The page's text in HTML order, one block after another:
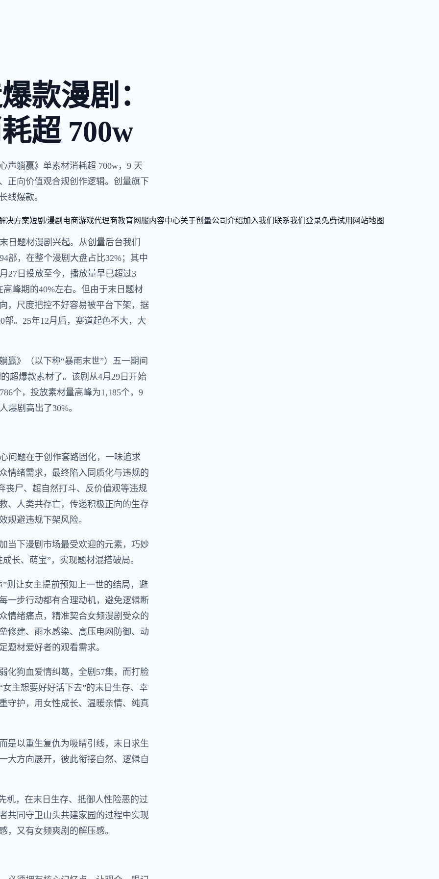
款漫剧：
超 700w
声躺赢》单素材消耗超 700w，9 天
正向价值观合规创作逻辑。创量旗下
线爆款。
决方案短剧/漫剧 电商游戏代理商教育 网服内容中心关于创量公司介绍加入我们 联系我们 登录免费试用 网站地图
日题材漫剧兴起。从创量后台我们
部，在整个漫剧大盘占比32%；其中
27日投放至今，播放量早已超过3
峰期的40%左右。但由于末日题材
，尺度把控不好容易被平台下架，据
。25年12月后，赛道起色不大，大
赢》（以下称“暴雨末世”）五一期间
超爆款素材了。该剧从4月29日开始
个，投放素材量高峰为1,185个，9
爆剧高出了30%。
问题在于创作套路固化，一味追求
情绪需求，最终陷入同质化与违规的
丧尸、超自然打斗、反价值观等违规
、人类共存亡，传递积极正向的生存
规避违规下架风险。
当下漫剧市场最受欢迎的元素，巧妙
长、萌宝”，实现题材混搭破局。
则让女主提前预知上一世的结局，避
一步行动都有合理动机，避免逻辑断
情绪痛点，精准契合女频漫剧受众的
修建、雨水感染、高压电网防御、动
题材爱好者的观看需求。
化狗血爱情纠葛，全剧57集，而打脸
主想要好好活下去”的末日生存、幸
守护，用女性成长、温暖亲情、纯真
是以重生复仇为吸睛引线，末日求生
大方向展开，彼此衔接自然、逻辑自
机，在末日生存、抵御人性险恶的过
共同守卫山头共建家园的过程中实现
，又有女频爽剧的解压感。